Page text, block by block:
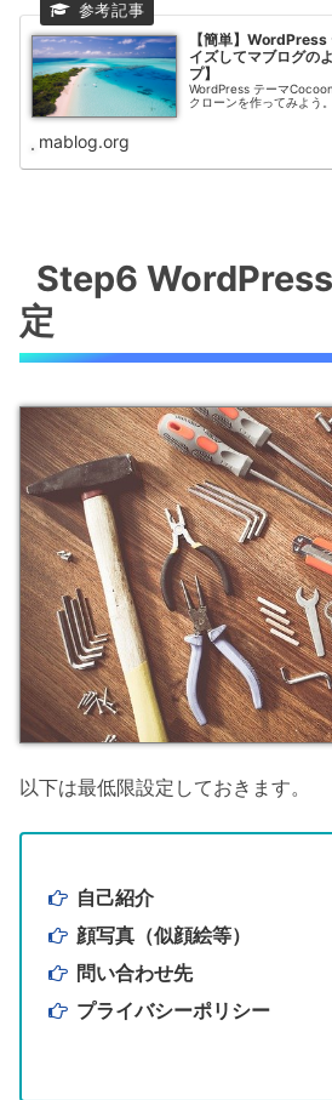
【簡単】
イズしてマブログの
プ】
WordPress テーマ
クローンを作ってみよう
mablog.org
Step6
定
以下は最低限設定しておきます。
自己紹介
顔写真（似顔絵等）
問い合わせ先
プライバシーポリシー